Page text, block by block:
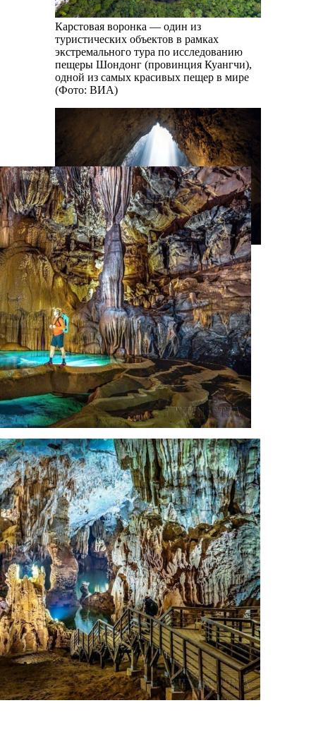
Карстовая воронка — один из
туристических объектов в рамках
экстремального тура по исследованию
пещеры Шондонг (провинция Куангчи),
одной из самых красивых пещер в мире
(Фото: ВИА)
«Смотровая площадка Динозавра» —
пещера Шондонг (провинция Куангчи)
(Фото: ВИА)